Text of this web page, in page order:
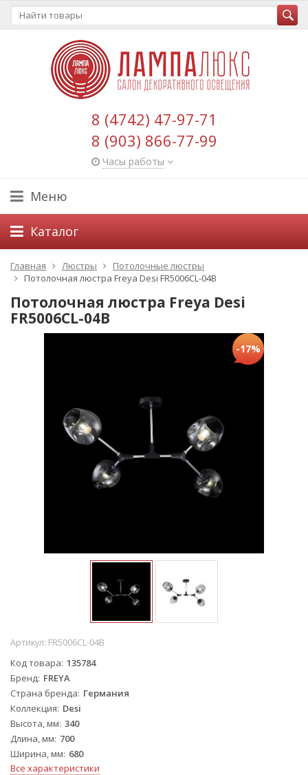
8 (4742) 47-97-71
8 (903) 866-77-99
Часы работы
Меню
Каталог
Главная Люстры
Потолочные люстры
Потолочная люстра Freya Desi FR5006CL-04B
Потолочная люстра Freya Desi
FR5006CL-04B
-17%
Артикул: FR5006CL-04B
Код товара 135784
Бренд FREYA
Страна бренда Германия
Коллекция Desi
Высота, мм 340
Длина, мм 700
Ширина, мм 680
Все характеристики